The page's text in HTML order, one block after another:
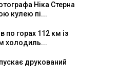
Ніка Стерна
кулею пі...
по горах 112 км із
холодиль...
друкований